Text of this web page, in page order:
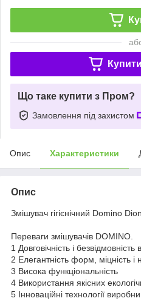
Що таке купити з Пром?
Замовлення під захистом
Опис Характеристики
Опис
Змішувач гігієнічний Domino
Переваги змішувачів DOMINO.
1 Довговічність і безвідмовність
2 Елегантність форм, міцність і
3 Висока функціональність
4 Використання якісних
5 Інноваційні технології